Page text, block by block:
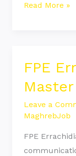
Read More »
FPE
Master
Leave a
MaghrebJob
FPE
FPE
Liste
Master